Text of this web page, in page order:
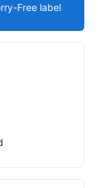
Free label